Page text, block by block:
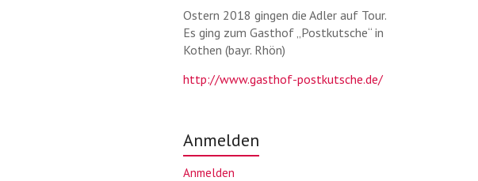
Ostern 2018 gingen die Adler auf Tour.
Es ging zum Gasthof „Postkutsche“ in
Kothen (bayr. Rhön)
http://www.gasthof-postkutsche.de/
Anmelden
Anmelden